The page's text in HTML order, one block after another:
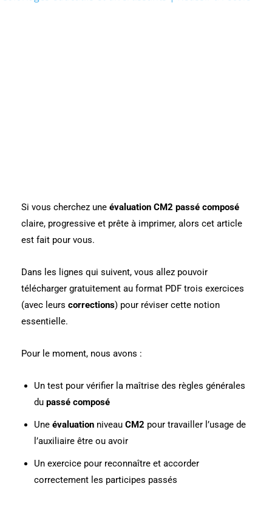
Si vous cherchez une évaluation CM2 passé composé
claire, progressive et prête à imprimer, alors cet article
est fait pour vous.
Dans les lignes qui suivent, vous allez pouvoir
télécharger gratuitement au format PDF trois exercices
(avec leurs corrections) pour réviser cette notion
essentielle.
Pour le moment, nous avons :
Un test pour vérifier la maîtrise des règles générales
du passé composé
Une évaluation niveau CM2 pour travailler l’usage de
l’auxiliaire être ou avoir
Un exercice pour reconnaître et accorder
correctement les participes passés